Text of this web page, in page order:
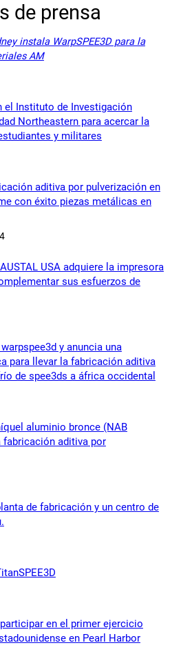
de prensa
instala WarpSPEE3D para la
AM
el Instituto de Investigación
Northeastern para acercar la
y militares
aditiva por pulverización en
con éxito piezas metálicas en
USA adquiere la impresora
sus esfuerzos de
y anuncia una
para llevar la fabricación aditiva
de spee3ds a áfrica occidental
aluminio bronce (NAB
fabricación aditiva por
de fabricación y un centro de
en el primer ejercicio
en Pearl Harbor